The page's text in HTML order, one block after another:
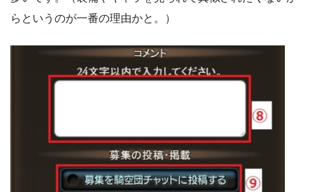
らというのが一番の理由かと。）